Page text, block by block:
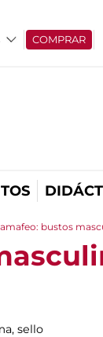
COMPRAR
bustos
sello